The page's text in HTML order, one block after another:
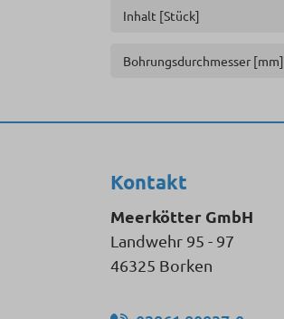
Inhalt [Stück]
Bohrungsdurchmesser [mm]
Kontakt
Meerkötter GmbH
Landwehr 95 - 97
46325 Borken